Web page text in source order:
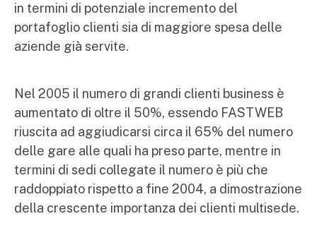
in termini di potenziale incremento del
portafoglio clienti sia di maggiore spesa delle
aziende già servite.
Nel 2005 il numero di grandi clienti business è
aumentato di oltre il 50%, essendo FASTWEB
riuscita ad aggiudicarsi circa il 65% del numero
delle gare alle quali ha preso parte, mentre in
termini di sedi collegate il numero è più che
raddoppiato rispetto a fine 2004, a dimostrazione
della crescente importanza dei clienti multisede.